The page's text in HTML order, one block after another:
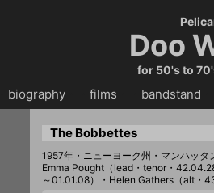
Doo
for 50's to
biography・・ films bandstand
The Bobbettes
1957年・ニューヨーク州・マンハッ
Emma Pought（lead・tenor・
～01.01.08）・Helen Gathers（alt・